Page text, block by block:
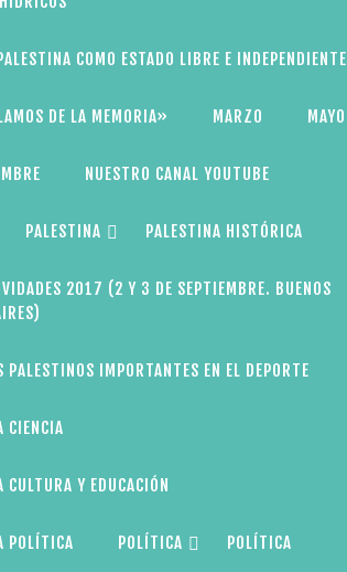
COMO ESTADO LIBRE E INDEPENDIENTE
DE LA MEMORIA» MARZO MAYO
NUESTRO CANAL YOUTUBE
PALESTINA PALESTINA HISTÓRICA
2017 (2 Y 3 DE SEPTIEMBRE. BUENOS
PALESTINOS IMPORTANTES EN EL DEPORTE
CIENCIA
Y EDUCACIÓN
POLÍTICA POLÍTICA POLÍTICA